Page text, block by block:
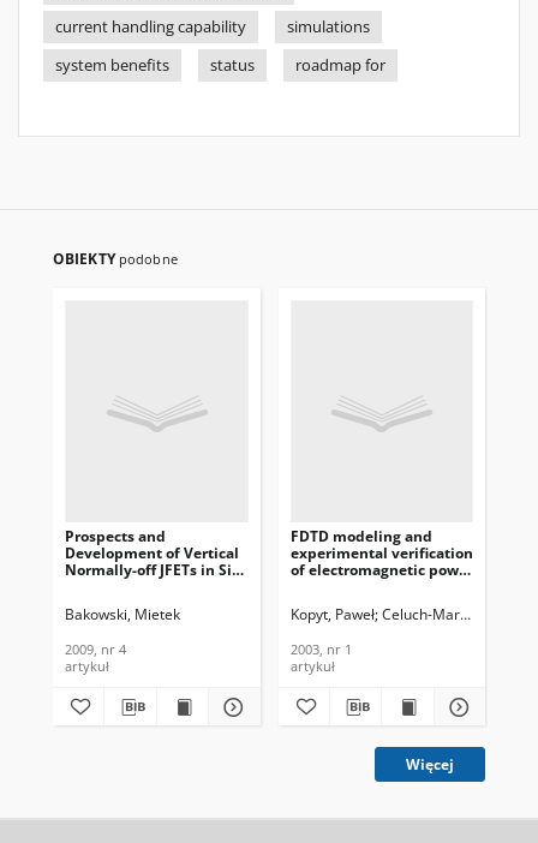
current handling capability
simulations
system benefits
status roadmap for
OBIEKTY podobne
Prospects and
Development of Vertical
Normally-off JFETs in SiC,
Information Technology,
Bakowski, Mietek
2009, nr 4
artykuł
FDTD modeling and
experimental verification
of electromagnetic power
of Telecommunications
Technology, 2003, nr 1
Kopyt, Paweł Celuch-Marcysiak,
2003, nr 1
artykuł
Więcej